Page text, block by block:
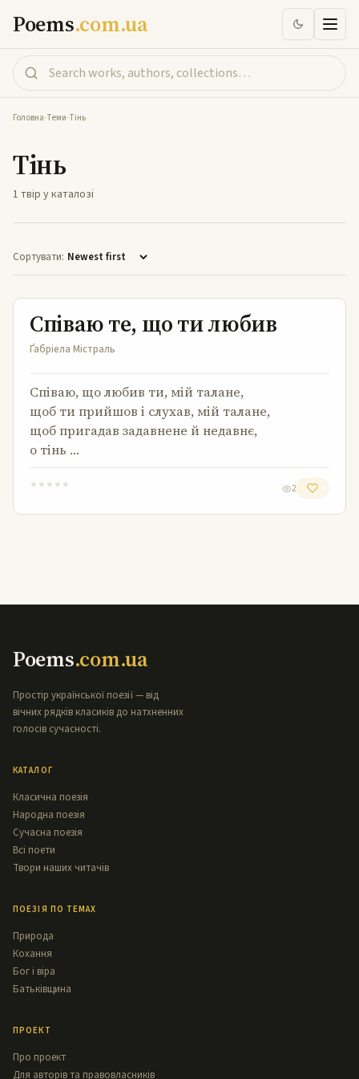
Poems.com.ua
Головна-Теми-Тінь
Тінь
1 твір у каталозі
Сортувати:
Співаю те, що ти любив
Співаю те, що ти любив
Ґабріела Містраль
Співаю, що любив ти, мій талане,
щоб ти прийшов і слухав, мій талане,
щоб пригадав задавнене й недавнє,
о тінь …
★ ★ ★ ★ ★ 2
Poems.com.ua
Простір української поезії — від
вічних рядків класиків до натхненних
голосів сучасності.
КАТАЛОГ
Класична поезія
Народна поезія
Сучасна поезія
Всі поети
Твори наших читачів
ПОЕЗІЯ ПО ТЕМАХ
Природа
Кохання
Бог і віра
Батьківщина
ПРОЕКТ
Про проект
Для авторів та правовласників